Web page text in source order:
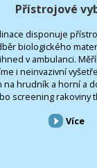
Přístrojové
disponuje
biologického
v ambulanci.
i neinvazivní
na hrudník a horní a
screening rakoviny
Více